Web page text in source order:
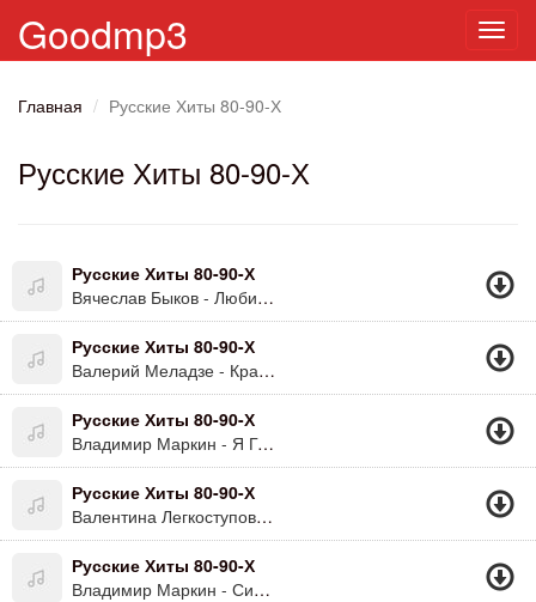
Goodmp3
Главная Русские Хиты 80-90-Х
Русские Хиты 80-90-Х
Русские Хиты 80-90-Х
Вячеслав Быков - Любимая Моя
Русские Хиты 80-90-Х
Валерий Меладзе - Красиво
Русские Хиты 80-90-Х
Владимир Маркин - Я Готов Целовать Песок
Русские Хиты 80-90-Х
Валентина Легкоступова - Ягода - Малина
Русские Хиты 80-90-Х
Владимир Маркин - Сиреневый Туман